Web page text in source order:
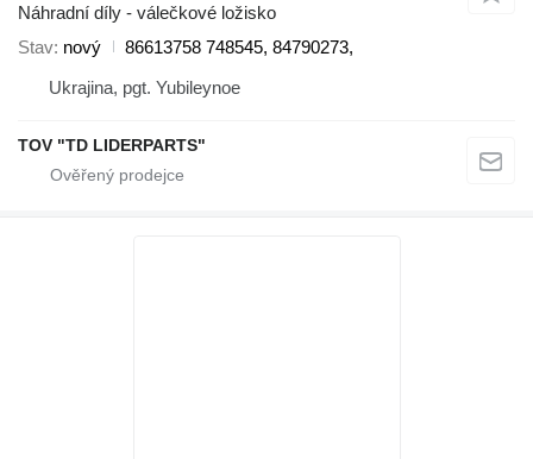
Náhradní díly - válečkové ložisko
Stav nový
86613758 748545, 84790273,
Ukrajina, pgt. Yubileynoe
TOV "TD LIDERPARTS"